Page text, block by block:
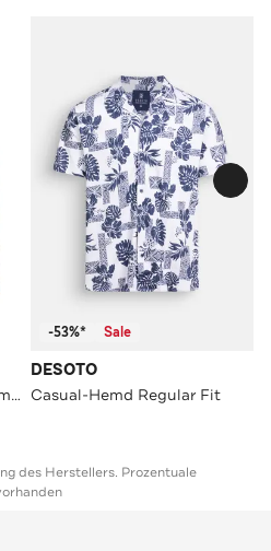
Leinenmix-Shorts 'Coli' gemustert
-53%* Sale
DESOTO
Casual-Hemd Regular Fit
des Herstellers. Prozentuale